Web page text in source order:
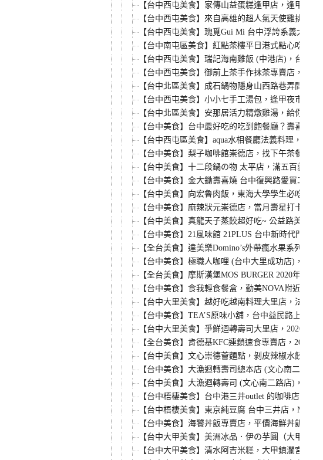
【台中西屯美食】家傳山益蛋糕逢甲店，逢甲麥
【台中西屯美食】來自高雄的超人氣天使雞排逢
【台中西屯美食】瑰覓Gui Mi 台中浮誇系義大利
【台中南屯區美食】紅點茶樓平日港式點心吃到
【台中西屯美食】瑞記海南雞飯 (中港店)，台中
【台中西屯美食】御前上茶手作抹茶專賣店，台
【台中北區美食】成石鍋物隱身山西路巷弄間一
【台中西屯美食】小小七手工湯包，逢甲夜市超
【台中北區美食】安那居活力精燉雞湯，給你滿
【台中美食】台中最好吃的吃到飽餐廳？壽喜燒
【台中西屯區美食】aqua水相餐廳法義料理，七
【台中美食】梨子咖啡館崇德店，找下午茶餐廳
【台中美食】十二段鍋の物 太平店，滿五百就送
【台中美食】金大鋤壽喜燒 台中復興路愛買二樓
【台中美食】向宏魯肉飯，東海大學學生必吃美
【台中美食】麻辣狀元崇德店，當月壽星打卡享
【台中美食】真龍天子蒸餃超好吃~ 公益路美食
【台中美食】21風味館 21PLUS 台中新時代門市
【全台美食】達美樂Domino’s外帶瘋水果系列大
【台中美食】極職人咖哩 (台中大里成功店)，大
【全台美食】摩斯漢堡MOS BURGER 2020年當
【台中美食】食我輕食餐盒，勤美NOVA附近的輕
【台中大里美食】越好吃越南料理大里店，法國
【台中美食】TEA’S原味小舖，台中益民路上的
【台中大里美食】爭鮮迴轉壽司大里店，2020年
【全台美食】肯德基KFC連鎖速食專賣店，2020
【台中美食】文心崇德薈麵點，剝皮辣椒水餃真
【台中美食】大漁迴轉壽司總本店 (文心南二路店
【台中美食】大漁迴轉壽司 (文心南二路店)，
【台中梧棲美食】台中港三井outlet 的咖啡店，來
【台中梧棲美食】東京純豆腐 台中三井店，Mitsui
【台中美食】海饕丼飯專賣店，平價海鮮丼飯壽
【台中大甲美食】美洲冰品．伊の芋圓（大甲芋
【台中大甲美食】清水阿吉米糕，大甲鎮瀾宮附